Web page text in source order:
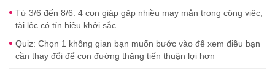
Từ 3/6 đến 8/6: 4 con giáp gặp nhiều may mắn trong công việc,
tài lộc có tín hiệu khởi sắc
Quiz: Chọn 1 không gian bạn muốn bước vào để xem điều bạn
cần thay đổi để con đường thăng tiến thuận lợi hơn